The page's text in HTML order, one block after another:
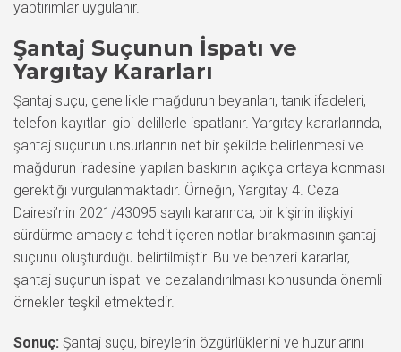
yaptırımlar uygulanır.
Şantaj Suçunun İspatı ve
Yargıtay Kararları
Şantaj suçu, genellikle mağdurun beyanları, tanık ifadeleri,
telefon kayıtları gibi delillerle ispatlanır. Yargıtay kararlarında,
şantaj suçunun unsurlarının net bir şekilde belirlenmesi ve
mağdurun iradesine yapılan baskının açıkça ortaya konması
gerektiği vurgulanmaktadır. Örneğin, Yargıtay 4. Ceza
Dairesi’nin 2021/43095 sayılı kararında, bir kişinin ilişkiyi
sürdürme amacıyla tehdit içeren notlar bırakmasının şantaj
suçunu oluşturduğu belirtilmiştir. Bu ve benzeri kararlar,
şantaj suçunun ispatı ve cezalandırılması konusunda önemli
örnekler teşkil etmektedir.
Sonuç: Şantaj suçu, bireylerin özgürlüklerini ve huzurlarını